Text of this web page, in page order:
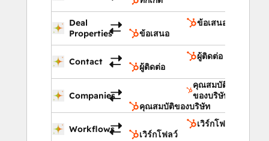
Deal
Properties
ข้อเสนอ
ข้อเสนอ
Contact
ผู้ติดต่อ
ผู้ติดต่อ
Companies
คุณสมบัติ
ของบริษัท
คุณสมบัติของบริษัท
Workflows
เวิร์กโฟลว์
เวิร์กโฟลว์